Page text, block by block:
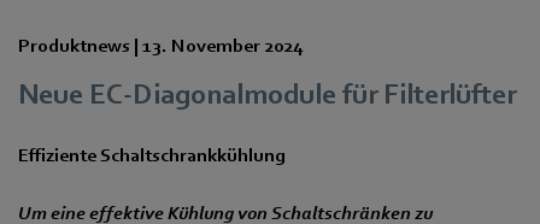
Produktnews | 13. November 2024
Neue EC-Diagonalmodule für Filterlüfter
Effiziente Schaltschrankkühlung
Um eine effektive Kühlung von Schaltschränken zu